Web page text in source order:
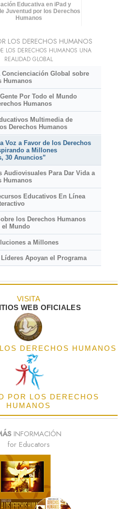
Educativa en iPad y
Juventud por los Derechos
Humanos
LOS DERECHOS HUMANOS
LOS DERECHOS HUMANOS UNA
REALIDAD GLOBAL
Concienciación Global sobre
Humanos
Por Todo el Mundo
Humanos
Multimedia de
Derechos Humanos
Voz a Favor de los Derechos
a Millones
30 Anuncios”
Audiovisuales Para Dar Vida a
Humanos
Educativos En Línea
los Derechos Humanos
el Mundo
a Millones
Apoyan el Programa
VISITA
WEB OFICIALES
DERECHOS HUMANOS
POR LOS DERECHOS
HUMANOS
INFORMACIÓN
for Educators